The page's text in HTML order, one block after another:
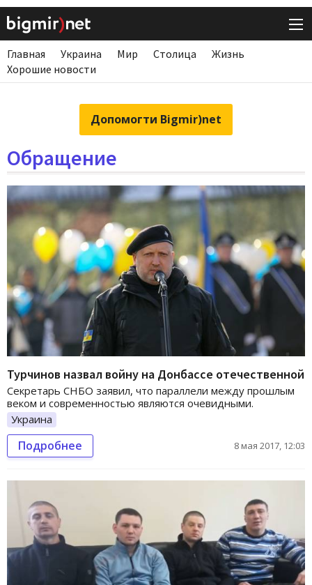
Главная Украина Мир Столица
Жизнь
Хорошие новости
Допомогти Bigmir)net
Обращение
Турчинов назвал войну на Донбассе отечественной
Секретарь СНБО заявил, что параллели между прошлым
веком и современностью являются очевидными.
Украина
Подробнее 8 мая 2017, 12:03